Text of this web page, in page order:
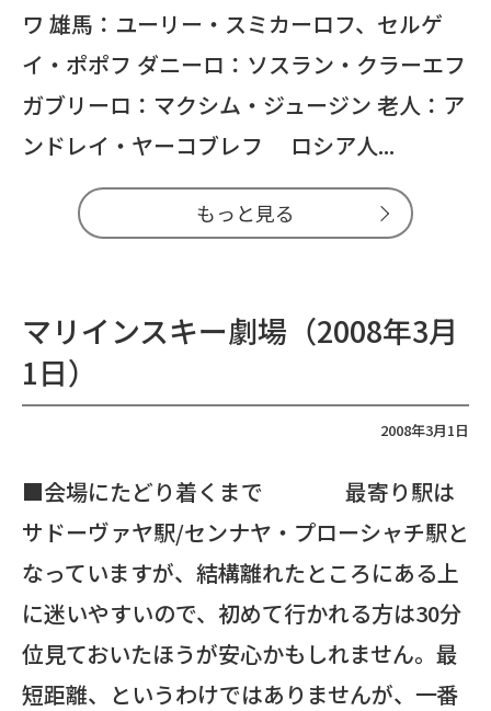
ワ 雄馬：ユーリー・スミカーロフ、セルゲ
イ・ポポフ ダニーロ：ソスラン・クラーエフ
ガブリーロ：マクシム・ジュージン 老人：ア
ンドレイ・ヤーコブレフ ロシア人...
もっと見る
マリインスキー劇場（2008年3月
1日）
2008年3月1日
■会場にたどり着くまで 最寄り駅は
サドーヴァヤ駅/センナヤ・プローシャチ駅と
なっていますが、結構離れたところにある上
に迷いやすいので、初めて行かれる方は30分
位見ておいたほうが安心かもしれません。最
短距離、というわけではありませんが、一番